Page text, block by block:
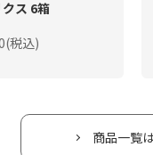
ス 6箱
税込)
商品一覧